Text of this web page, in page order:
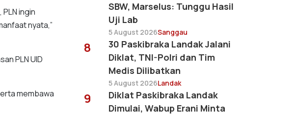
ingin
nyata,”
PLN UID
membawa
SBW, Marselus: Tunggu Hasil
Uji Lab
5 August 2026Sanggau
8
30 Paskibraka Landak Jalani
Diklat, TNI-Polri dan Tim
Medis Dilibatkan
5 August 2026Landak
9
Diklat Paskibraka Landak
Dimulai, Wabup Erani Minta